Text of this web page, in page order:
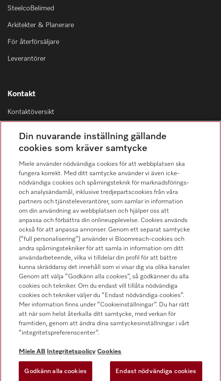
SteelcoBelimed
Arkitekter & Planerare
För återförsäljare
Leverantörer
Kontakt
Kontaktöversikt
08-562 29 800
Hitta återförsäljare
Följ Miele Professional
Integritetspolicy
Allmänna villkor
Din nuvarande inställning gällande
cookies som kräver samtycke
Miele använder nödvändiga cookies för att webbplatsen ska
fungera korrekt. Med ditt samtycke använder vi även icke-
nödvändiga cookies och spårningsteknik för marknadsförings-
och analysändamål, inklusive tredjepartscookies från våra
partners och tjänsteleverantörer, som samlar in information
om din användning av webbplatsen och hjälper oss att
anpassa och förbättra din onlineupplevelse. Cookies används
också för att anpassa annonser. Genom ett separat samtycke
(“full personalisering”) använder vi Bloomreach-cookies och
andra spårningstekniker för att samla in information om ditt
användarbeteende, vilka vi tilldelar din profil för att bättre
kunna skräddarsy det innehåll som vi visar dig via olika kanaler.
Genom att välja “Godkänn alla cookies”, så godkänner du alla
cookies och tekniker. Om du endast vill tillåta nödvändiga
cookies och tekniker väljer du “Endast nödvändiga cookies”.
Mer information finns under “Cookieinställningar”. Du har rätt
att när som helst återkalla ditt samtycke, med verkan för
framtiden, genom att ändra dina samtyckesinställningar i vårt
“integritetspreferenscenter”.
Miele AB Integritetspolicy Cookies
Godkänn alla cookies Endast nödvändiga cookies